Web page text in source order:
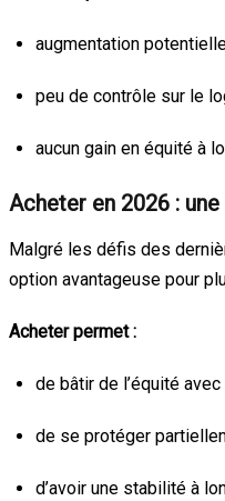
augmentation
peu de contrôle sur le
aucun gain en équité à
Acheter en 2026 :
Malgré les défis des
option avantageuse pour
Acheter permet :
de bâtir de l’équité
de se protéger
d’avoir une stabilité à